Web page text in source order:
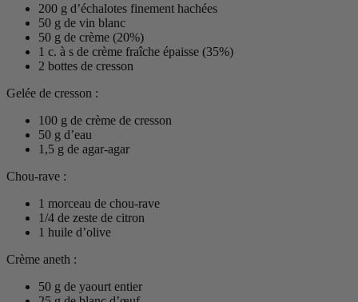
200 g d’échalotes finement hachées
50 g de vin blanc
50 g de crème (20%)
1 c. à s de crème fraîche épaisse (35%)
2 bottes de cresson
Gelée de cresson :
100 g de crème de cresson
50 g d’eau
1,5 g de agar-agar
Chou-rave :
1 morceau de chou-rave
1/4 de zeste de citron
1 huile d’olive
Crème aneth :
50 g de yaourt entier